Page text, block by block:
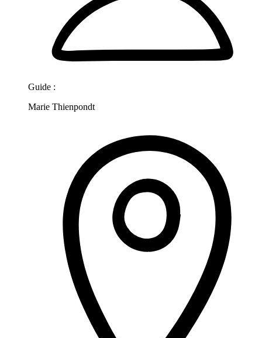
Guide :
Marie Thienpondt